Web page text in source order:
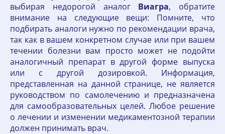
выбирая недорогой аналог Виагра, обратите
внимание на следующие вещи: Помните, что
подбирать аналоги нужно по рекомендации врача,
так как в вашем конкретном случае или при вашем
течении болезни вам просто может не подойти
аналогичный препарат в другой форме выпуска
или с другой дозировкой. Информация,
представленная на данной странице, не является
руководством по самолечению и предназначена
для самообразовательных целей. Любое решение
о лечении и изменении медикаментозной терапии
должен принимать врач.